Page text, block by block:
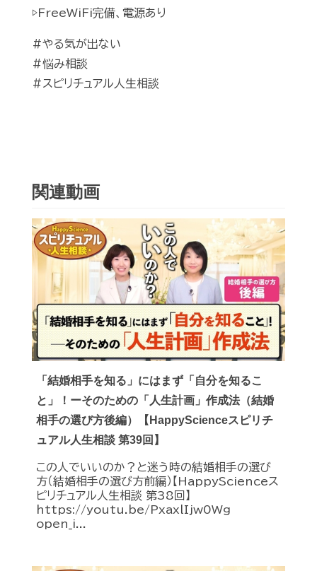
▷FreeWiFi完備、電源あり
#やる気が出ない
#悩み相談
#スピリチュアル人生相談
関連動画
「結婚相手を知る」にはまず「自分を知るこ
と」！ーそのための「人生計画」作成法（結婚
相手の選び方後編）【HappyScienceスピリチ
ュアル人生相談 第39回】
この人でいいのか？と迷う時の結婚相手の選び
方（結婚相手の選び方前編）【HappyScienceス
ピリチュアル人生相談 第38回】
https://youtu.be/PxaxlIjw0Wg
open_i...